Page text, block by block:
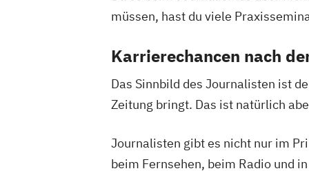
müssen, hast du viele
Karrierechancen nach
Das Sinnbild des Journalisten ist
Zeitung bringt. Das ist natürlich
Journalisten gibt es nicht nur im
beim Fernsehen, beim Radio und